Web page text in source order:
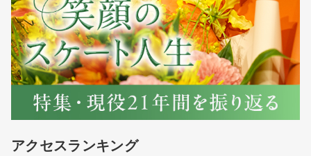
アクセスランキング